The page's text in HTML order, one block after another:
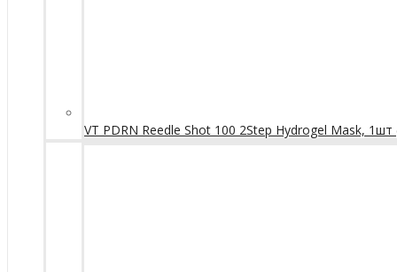
VT PDRN Reedle Shot 100 2Step Hydrogel Mask,